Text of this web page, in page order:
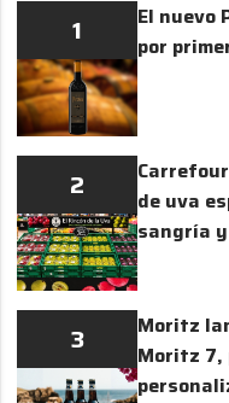
1
El nuevo
por
2
de uva
sangría
3
Moritz
Moritz 7,